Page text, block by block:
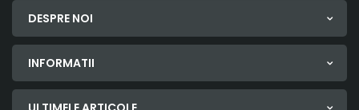
DESPRE NOI
INFORMATII